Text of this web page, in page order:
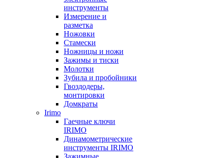
инструменты
Измерение и
разметка
Ножовки
Стамески
Ножницы и ножи
Зажимы и тиски
Молотки
Зубила и пробойники
Гвоздодеры,
монтировки
Домкраты
Irimo
Гаечные ключи
IRIMO
Динамометрические
инструменты IRIMO
Зажимные